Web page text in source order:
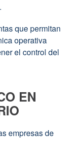
que permitan
operativa
el control del
EN
empresas de